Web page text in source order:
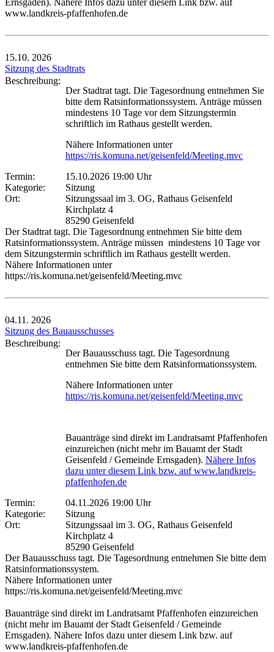
Ernsgaden). Nähere Infos dazu unter diesem Link bzw. auf
www.landkreis-pfaffenhofen.de
15.10. 2026
Sitzung des Stadtrats
Beschreibung:
Der Stadtrat tagt. Die Tagesordnung entnehmen Sie
bitte dem Ratsinformationssystem. Anträge müssen
mindestens 10 Tage vor dem Sitzungstermin
schriftlich im Rathaus gestellt werden.
Nähere Informationen unter
https://ris.komuna.net/geisenfeld/Meeting.mvc
Termin:
15.10.2026 19:00 Uhr
Kategorie:
Sitzung
Ort:
Sitzungssaal im 3. OG, Rathaus Geisenfeld
Kirchplatz 4
85290 Geisenfeld
Der Stadtrat tagt. Die Tagesordnung entnehmen Sie bitte dem
Ratsinformationssystem. Anträge müssen mindestens 10 Tage vor
dem Sitzungstermin schriftlich im Rathaus gestellt werden.
Nähere Informationen unter
https://ris.komuna.net/geisenfeld/Meeting.mvc
04.11. 2026
Sitzung des Bauausschusses
Beschreibung:
Der Bauausschuss tagt. Die Tagesordnung
entnehmen Sie bitte dem Ratsinformationssystem.
Nähere Informationen unter
https://ris.komuna.net/geisenfeld/Meeting.mvc
Bauanträge sind direkt im Landratsamt Pfaffenhofen
einzureichen (nicht mehr im Bauamt der Stadt
Geisenfeld / Gemeinde Ernsgaden). Nähere Infos
dazu unter diesem Link bzw. auf www.landkreis-
pfaffenhofen.de
Termin:
04.11.2026 19:00 Uhr
Kategorie:
Sitzung
Ort:
Sitzungssaal im 3. OG, Rathaus Geisenfeld
Kirchplatz 4
85290 Geisenfeld
Der Bauausschuss tagt. Die Tagesordnung entnehmen Sie bitte dem
Ratsinformationssystem.
Nähere Informationen unter
https://ris.komuna.net/geisenfeld/Meeting.mvc
Bauanträge sind direkt im Landratsamt Pfaffenhofen einzureichen
(nicht mehr im Bauamt der Stadt Geisenfeld / Gemeinde
Ernsgaden). Nähere Infos dazu unter diesem Link bzw. auf
www.landkreis-pfaffenhofen.de